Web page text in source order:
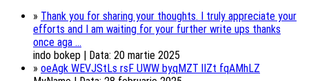
» Thank you for sharing your thoughts. I truly appreciate your
efforts and I am waiting for your further write ups thanks
once aga ...
indo bokep | Data: 20 martie 2025
» oeAgk WEVJStLs rsF UWW byqMZT lIZt fqAMhLZ